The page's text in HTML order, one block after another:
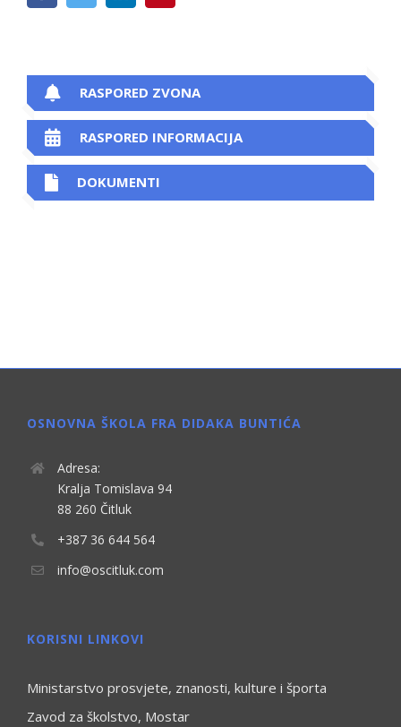
RASPORED ZVONA
RASPORED INFORMACIJA
DOKUMENTI
OSNOVNA ŠKOLA FRA DIDAKA BUNTIĆA
Adresa:
Kralja Tomislava 94
88 260 Čitluk
+387 36 644 564
info@oscitluk.com
KORISNI LINKOVI
Ministarstvo prosvjete, znanosti, kulture i športa
Zavod za školstvo, Mostar